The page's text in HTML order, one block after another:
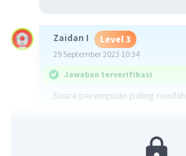
Zaidan I Level 3
29 September 2023 10:34
Jawaban terverifikasi
Suara perempuan paling rendah